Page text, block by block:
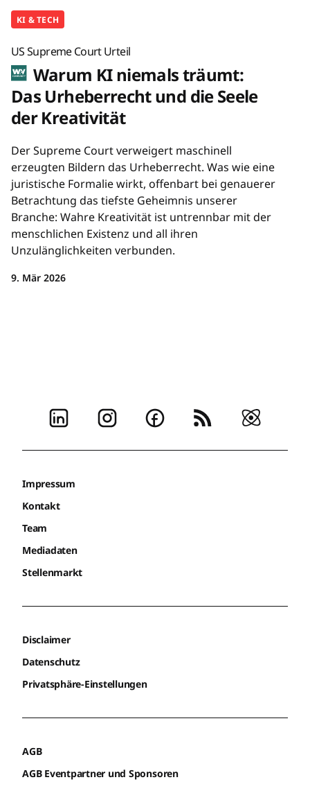
KI & TECH
US Supreme Court Urteil
Warum KI niemals träumt:
Das Urheberrecht und die Seele
der Kreativität
Der Supreme Court verweigert maschinell
erzeugten Bildern das Urheberrecht. Was wie eine
juristische Formalie wirkt, offenbart bei genauerer
Betrachtung das tiefste Geheimnis unserer
Branche: Wahre Kreativität ist untrennbar mit der
menschlichen Existenz und all ihren
Unzulänglichkeiten verbunden.
9. Mär 2026
Impressum
Kontakt
Team
Mediadaten
Stellenmarkt
Disclaimer
Datenschutz
Privatsphäre-Einstellungen
AGB
AGB Eventpartner und Sponsoren